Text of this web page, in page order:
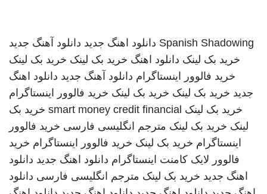
Spanish Shadowing دانلود اهنگ جدید دانلود آهنگ جدید
خرید بک لینک دانلود اهنگ خرید بک لینک خرید بک لینک
خرید فالوور اینستاگرام دانلود آهنگ جدید دانلود اهنگ
جدید خرید بک لینک خرید بک لینک خرید فالوور اینستاگرام
خرید بک لینک smart money credit financial خرید بک
لینک خرید بک لینک مترجم انگلیسی فارسی خرید فالوور
اینستاگرام خرید بک لینک خرید فالوور اینستاگرام خرید
فالوور لایک کامنت اینستاگرام دانلود اهنگ جدید دانلود
اهنگ جدید خرید بک لینک مترجم انگلیسی فارسی دانلود